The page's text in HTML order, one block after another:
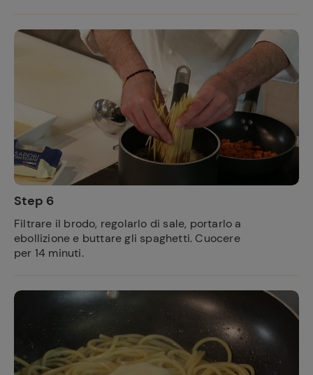
Step 6
Filtrare il brodo, regolarlo di sale, portarlo a
ebollizione e buttare gli spaghetti. Cuocere
per 14 minuti.